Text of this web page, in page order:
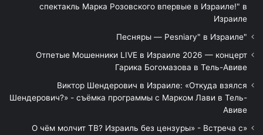
спектакль Марка Розовского впервые в Израиле!" в
Израиле
"Песняры — Pesniary" в Израиле
Отпетые Мошенники LIVE в Израиле 2026 — концерт
Гарика Богомазова в Тель-Авиве
Виктор Шендерович в Израиле: «Откуда взялся
Шендерович?» - съёмка программы с Марком Лави в Тель-
Авиве
«О чём молчит ТВ? Израиль без цензуры» - Встреча с